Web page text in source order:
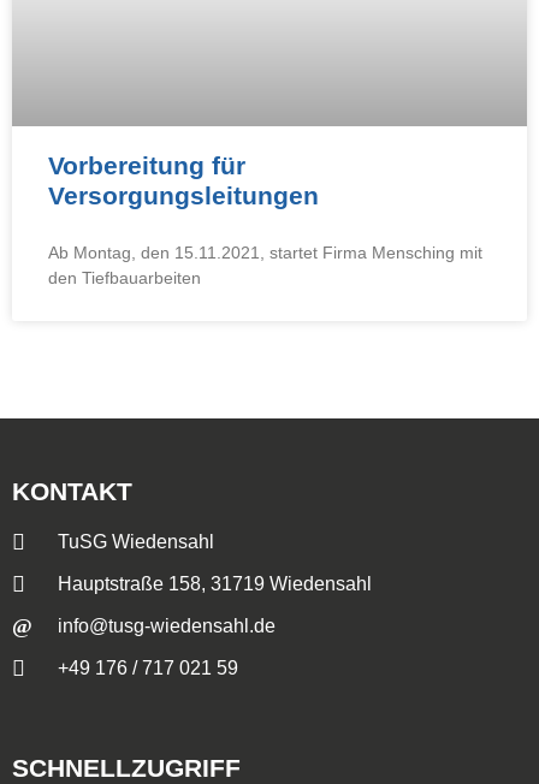
Vorbereitung für
Versorgungsleitungen
Ab Montag, den 15.11.2021, startet Firma Mensching mit
den Tiefbauarbeiten
KONTAKT
TuSG Wiedensahl
Hauptstraße 158, 31719 Wiedensahl
info@tusg-wiedensahl.de
+49 176 / 717 021 59
SCHNELLZUGRIFF